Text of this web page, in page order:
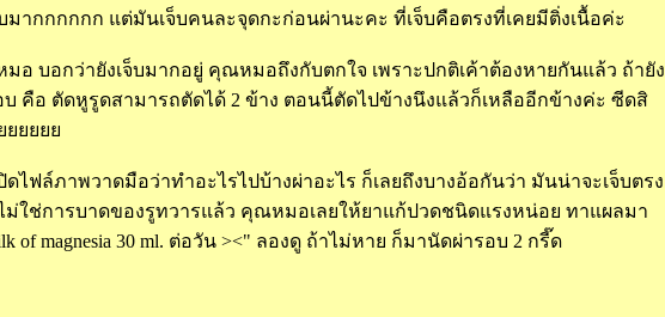
บมากกกกกก แต่มันเจ็บคนละจุดกะก่อนผ่านะคะ ที่เจ็บคือตรงที่เคยมีติ่งเนื้อค่ะ
บอกว่ายังเจ็บมากอยู่ คุณหมอถึงกับตกใจ เพราะปกติเค้าต้องหายกันแล้ว ถ้ายัง
บ คือ ตัดหูรูดสามารถตัดได้ 2 ข้าง ตอนนี้ตัดไปข้างนึงแล้วก็เหลืออีกข้างค่ะ ซีดสิ
ะ ม๊า
ฟล์ภาพวาดมือว่าทำอะไรไปบ้างผ่าอะไร ก็เลยถึงบางอ้อกันว่า มันน่าจะเจ็บตรง
ม่ใช่การบาดของรูทวารแล้ว คุณหมอเลยให้ยาแก้ปวดชนิดแรงหน่อย ทาแผลมา
of magnesia 30 ml. ต่อวัน ><" ลองดู ถ้าไม่หาย ก็มานัดผ่ารอบ 2 กรี๊ด